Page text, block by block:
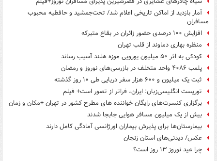
آمار بازدید از اماکن تاریخی اعلام شد/ تخت‌جمشید و حافظیه محبوب
مسافران
افزایش ۱۰۰ درصدی حضور زائران در بقاع متبرکه
منظره بهاری دماوند از قلب تهران
کودکی به اثر ۵۰ میلیون یورویی موزه هلند آسیب رساند
پلمب ۴۰۸۶ واحد متخلف در بازرسی‌های نوروز و رمضان
ثبت یک میلیون و ۶۰۰ هزار سفر دریایی طی ۱۰ روز گذشته
توریست انگلیسی‌زبان: ایران، فراتر از تصور است+ فیلم
برگزاری کنسرت‌های رایگان خواننده های مطرح کشور در تهران +مکان و زمان
بیش از یک میلیون مسافر هوایی جابجا شدند
بیمارستان‌ها برای پذیرش بیماران اورژانسی آمادگی کامل دارند
عکس/ دیدنی‌های استان زنجان
چرا عید نوروز ۱۳ روز است؟